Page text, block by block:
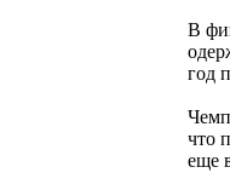
В
год
что
еще